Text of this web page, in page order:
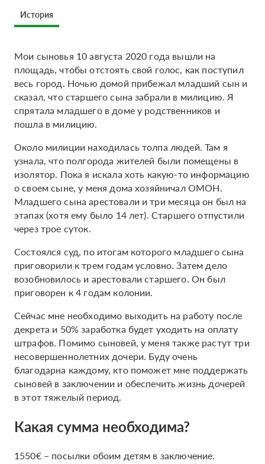
История
Мои сыновья 10 августа 2020 года вышли на
площадь, чтобы отстоять свой голос, как поступил
весь город. Ночью домой прибежал младший сын и
сказал, что старшего сына забрали в милицию. Я
спрятала младшего в доме у родственников и
пошла в милицию.
Около милиции находилась толпа людей. Там я
узнала, что полгорода жителей были помещены в
изолятор. Пока я искала хоть какую-то информацию
о своем сыне, у меня дома хозяйничал ОМОН.
Младшего сына арестовали и три месяца он был на
этапах (хотя ему было 14 лет). Старшего отпустили
через трое суток.
Состоялся суд, по итогам которого младшего сына
приговорили к трем годам условно. Затем дело
возобновилось и арестовали старшего. Он был
приговорен к 4 годам колонии.
Сейчас мне необходимо выходить на работу после
декрета и 50% заработка будет уходить на оплату
штрафов. Помимо сыновей, у меня также растут три
несовершеннолетних дочери. Буду очень
благодарна каждому, кто поможет мне поддержать
сыновей в заключении и обеспечить жизнь дочерей
в этот тяжелый период.
Какая сумма необходима?
1550€ – посылки обоим детям в заключение.